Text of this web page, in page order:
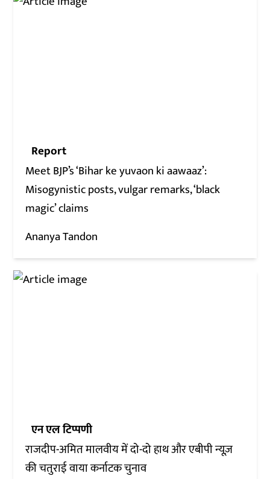
Report
Meet BJP’s ‘Bihar ke yuvaon ki aawaaz’:
Misogynistic posts, vulgar remarks, ‘black
magic’ claims
Ananya Tandon
एन एल टिप्पणी
राजदीप-अमित मालवीय में दो-दो हाथ और एबीपी न्यूज़
की चतुराई वाया कर्नाटक चुनाव